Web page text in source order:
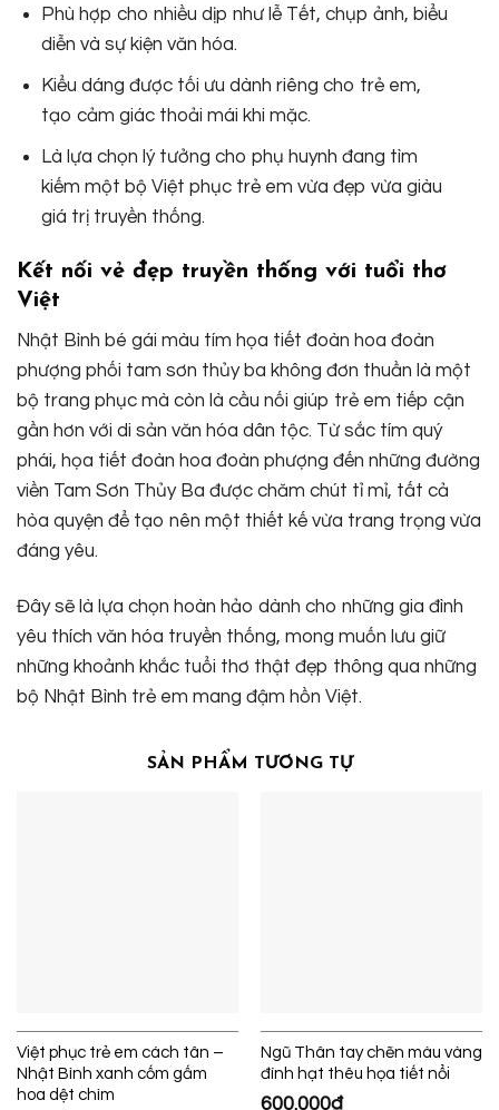
Phù hợp cho nhiều dịp như lễ Tết, chụp ảnh, biểu
diễn và sự kiện văn hóa.
Kiểu dáng được tối ưu dành riêng cho trẻ em,
tạo cảm giác thoải mái khi mặc.
Là lựa chọn lý tưởng cho phụ huynh đang tìm
kiếm một bộ Việt phục trẻ em vừa đẹp vừa giàu
giá trị truyền thống.
Kết nối vẻ đẹp truyền thống với tuổi thơ
Việt
Nhật Bình bé gái màu tím họa tiết đoàn hoa đoàn
phượng phối tam sơn thủy ba không đơn thuần là một
bộ trang phục mà còn là cầu nối giúp trẻ em tiếp cận
gần hơn với di sản văn hóa dân tộc. Từ sắc tím quý
phái, họa tiết đoàn hoa đoàn phượng đến những đường
viền Tam Sơn Thủy Ba được chăm chút tỉ mỉ, tất cả
hòa quyện để tạo nên một thiết kế vừa trang trọng vừa
đáng yêu.
Đây sẽ là lựa chọn hoàn hảo dành cho những gia đình
yêu thích văn hóa truyền thống, mong muốn lưu giữ
những khoảnh khắc tuổi thơ thật đẹp thông qua những
bộ Nhật Bình trẻ em mang đậm hồn Việt.
SẢN PHẨM TƯƠNG TỰ
Việt phục trẻ em cách tân –
Nhật Bình xanh cốm gấm
hoa dệt chìm
Ngũ Thân tay chẽn màu vàng
đính hạt thêu họa tiết nổi
600.000₫